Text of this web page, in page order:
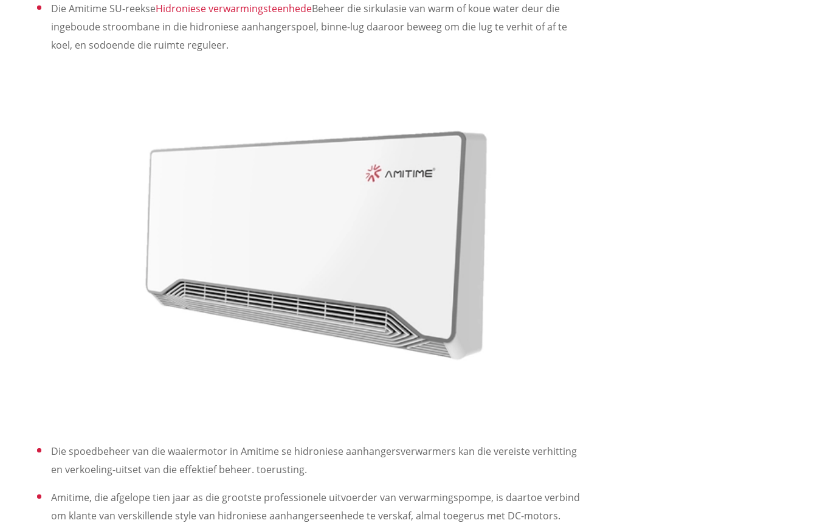
Die Amitime SU-reekseHidroniese verwarmingsteenhedeBeheer die sirkulasie van warm of koue water deur die
ingeboude stroombane in die hidroniese aanhangerspoel, binne-lug daaroor beweeg om die lug te verhit of af te
koel, en sodoende die ruimte reguleer.
Die spoedbeheer van die waaiermotor in Amitime se hidroniese aanhangersverwarmers kan die vereiste verhitting
en verkoeling-uitset van die effektief beheer. toerusting.
Amitime, die afgelope tien jaar as die grootste professionele uitvoerder van verwarmingspompe, is daartoe verbind
om klante van verskillende style van hidroniese aanhangerseenhede te verskaf, almal toegerus met DC-motors.